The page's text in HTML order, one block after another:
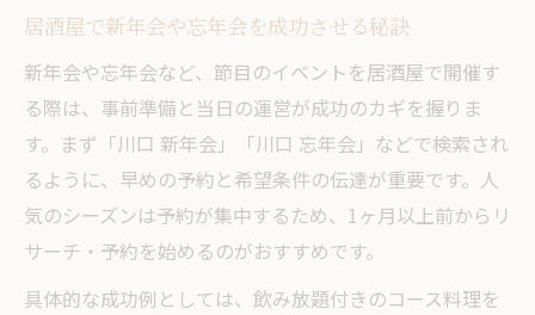
居酒屋で新年会や忘年会を成功させる秘訣
新年会や忘年会など、節目のイベントを居酒屋で開催す
る際は、事前準備と当日の運営が成功のカギを握りま
す。まず「川口 新年会」「川口 忘年会」などで検索され
るように、早めの予約と希望条件の伝達が重要です。人
気のシーズンは予約が集中するため、1ヶ月以上前からリ
サーチ・予約を始めるのがおすすめです。
具体的な成功例としては、飲み放題付きのコース料理を